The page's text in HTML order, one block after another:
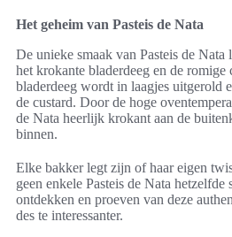
Het geheim van Pasteis de Nata
De unieke smaak van Pasteis de
het krokante bladerdeeg en de
bladerdeeg wordt in laagjes uitgerold
de custard. Door de hoge
de Nata heerlijk krokant aan de
binnen.
Elke bakker legt zijn of haar eigen
geen enkele Pasteis de Nata
ontdekken en proeven van deze
des te interessanter.